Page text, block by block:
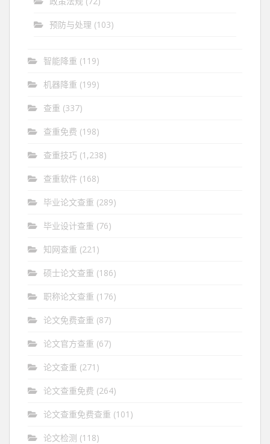
预防与处理 (103)
智能降重 (119)
机器降重 (199)
查重 (337)
查重免费 (198)
查重技巧 (1,238)
查重软件 (168)
毕业论文查重 (289)
毕业设计查重 (76)
知网查重 (221)
硕士论文查重 (186)
职称论文查重 (176)
论文免费查重 (87)
论文官方查重 (67)
论文查重 (271)
论文查重免费 (264)
论文查重免费查重 (101)
论文检测 (118)